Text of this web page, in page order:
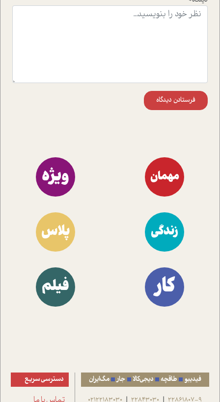
موثرترین راهکارهای استفاده از هوش مصنوعی در حوزه های
فرستادن دیدگاه
مهمان ویژه
زندگی پلاس
کار فیلم
فیدیبو طاقچه دیجی‌کالا جار مگ‌ایران
|
|
دسترسی سریع